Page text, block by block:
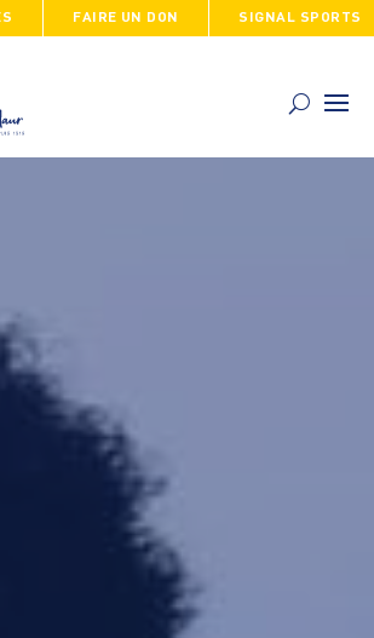
FAIRE UN DON SIGNAL SPORTS